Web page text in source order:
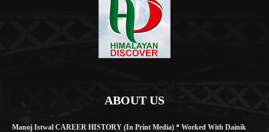
ABOUT US
Manoj Istwal CAREER HISTORY (in Print Media) * Worked With Dainik